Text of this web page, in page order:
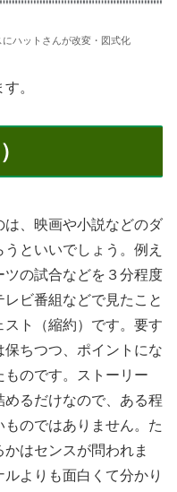
にハットさんが改変・図式化
。
、映画や小説などのダ
といいでしょう。例え
の試合などを３分程度
ビ番組などで見たこと
ト（縮約）です。要す
ちつつ、ポイントにな
のです。ストーリー
めるだけなので、ある程
のではありません。た
はセンスが問われま
よりも面白くて分かり